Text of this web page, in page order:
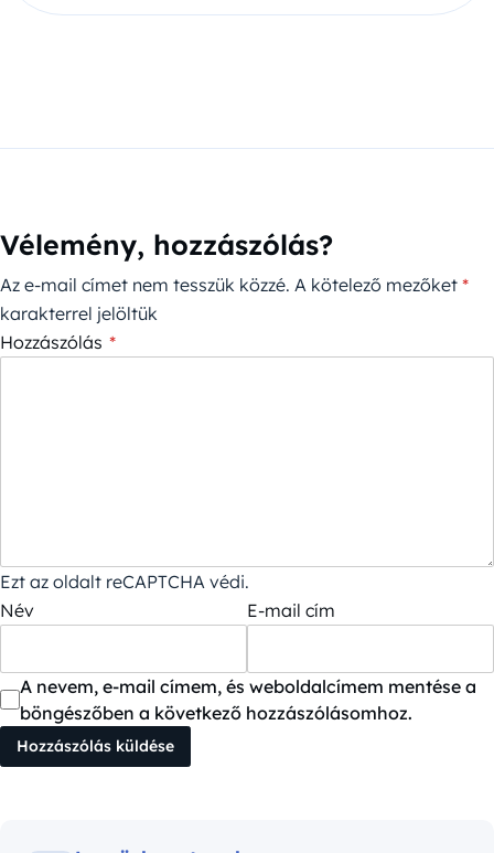
Vélemény, hozzászólás?
Az e-mail címet nem tesszük közzé. A kötelező mezőket *
karakterrel jelöltük
Hozzászólás *
Ezt az oldalt reCAPTCHA védi.
Név
E-mail cím
A nevem, e-mail címem, és weboldalcímem mentése a
böngészőben a következő hozzászólásomhoz.